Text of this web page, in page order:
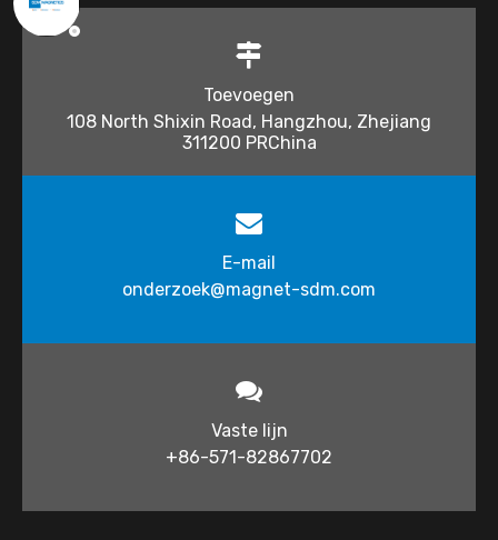
Toevoegen
108 North Shixin Road, Hangzhou, Zhejiang
311200 PRChina
E-mail
onderzoek@magnet-sdm.com​​​​​​
Vaste lijn
+86-571-82867702